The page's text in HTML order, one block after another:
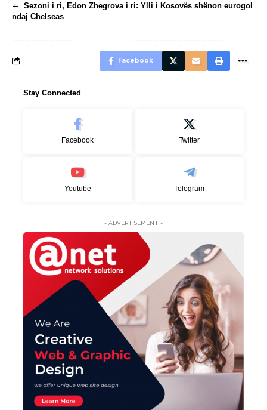
Sezoni i ri, Edon Zhegrova i ri: Ylli i Kosovës shënon eurogol
ndaj Chelseas
Facebook
Stay Connected
Facebook Twitter
Youtube Telegram
- ADVERTISEMENT -